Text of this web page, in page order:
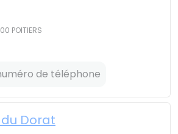
POITIERS
de téléphone
Dorat